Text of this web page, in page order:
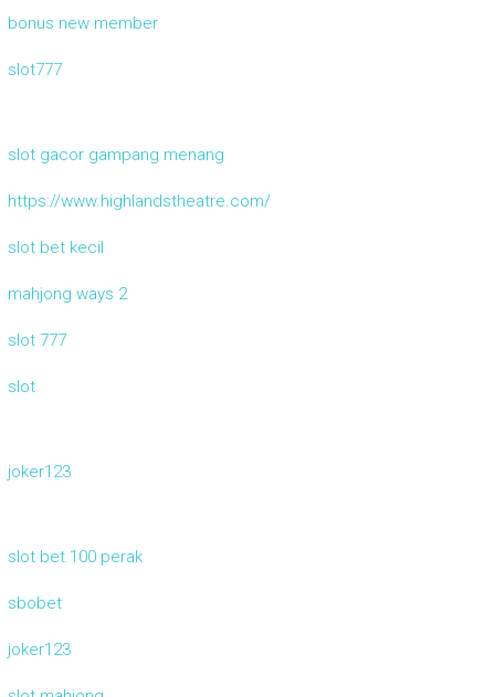
bonus new member
slot777
slot gacor gampang menang
https://www.highlandstheatre.com/
slot bet kecil
mahjong ways 2
slot 777
slot
joker123
slot bet 100 perak
sbobet
joker123